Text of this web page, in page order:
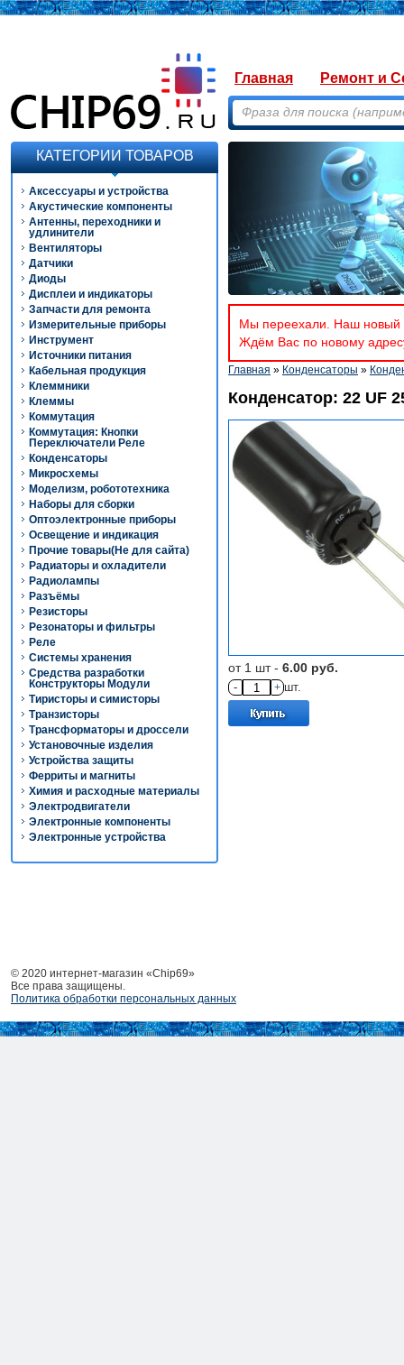
Главная Ремонт и
КАТЕГОРИИ ТОВАРОВ
Аксессуары и устройства
Акустические компоненты
Антенны, переходники и
удлинители
Вентиляторы
Датчики
Диоды
Дисплеи и индикаторы
Запчасти для ремонта
Измерительные приборы
Инструмент
Источники питания
Кабельная продукция
Клеммники
Клеммы
Коммутация
Коммутация: Кнопки
Переключатели Реле
Конденсаторы
Микросхемы
Моделизм, робототехника
Наборы для сборки
Оптоэлектронные приборы
Освещение и индикация
Прочие товары(Не для сайта)
Радиаторы и охладители
Радиолампы
Разъёмы
Резисторы
Резонаторы и фильтры
Реле
Системы хранения
Средства разработки
Конструкторы Модули
Тиристоры и симисторы
Транзисторы
Трансформаторы и дроссели
Установочные изделия
Устройства защиты
Ферриты и магниты
Химия и расходные материалы
Электродвигатели
Электронные компоненты
Электронные устройства
Мы переехали. Наш новый
Ждём Вас по новому
Главная » Конденсаторы »
Конденсатор: 22 UF
от 1 шт - 6.00 руб.
- + шт.
© 2020 интернет-магазин «Chip69»
Все права защищены.
Политика обработки персональных данных